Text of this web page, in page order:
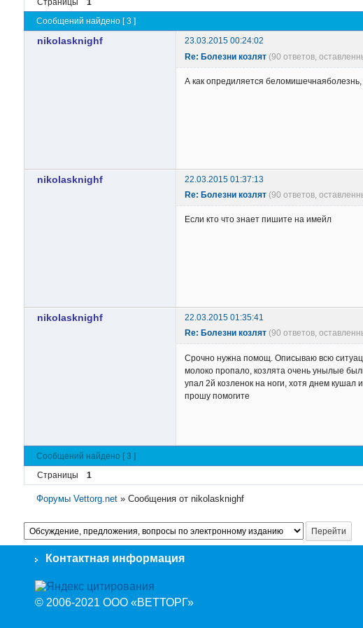
Сообщений найдено [ 3 ]
nikolasknighf
23.03.2015 00:24:02
Re: Болезни козлят (90 ответов,
А как опредиляется беломишечнаяболезнь,
nikolasknighf
22.03.2015 01:37:13
Re: Болезни козлят (90 ответов,
Если кто что знает пишите на имейл
nikolasknighf
22.03.2015 01:35:41
Re: Болезни козлят (90 ответов,
Срочно нужна помощ. Описываю всю
молоко пропало, козлята очень унылые
упал 2й козленок на ноги, хотя днем кушал
прошу помогите
Сообщений найдено [ 3 ]
Страницы
1
Форумы Vettorg.net »Сообщения от nikolasknighf
Контактная информация
© 2006-2021 ООО «ВЕТТОРГ»